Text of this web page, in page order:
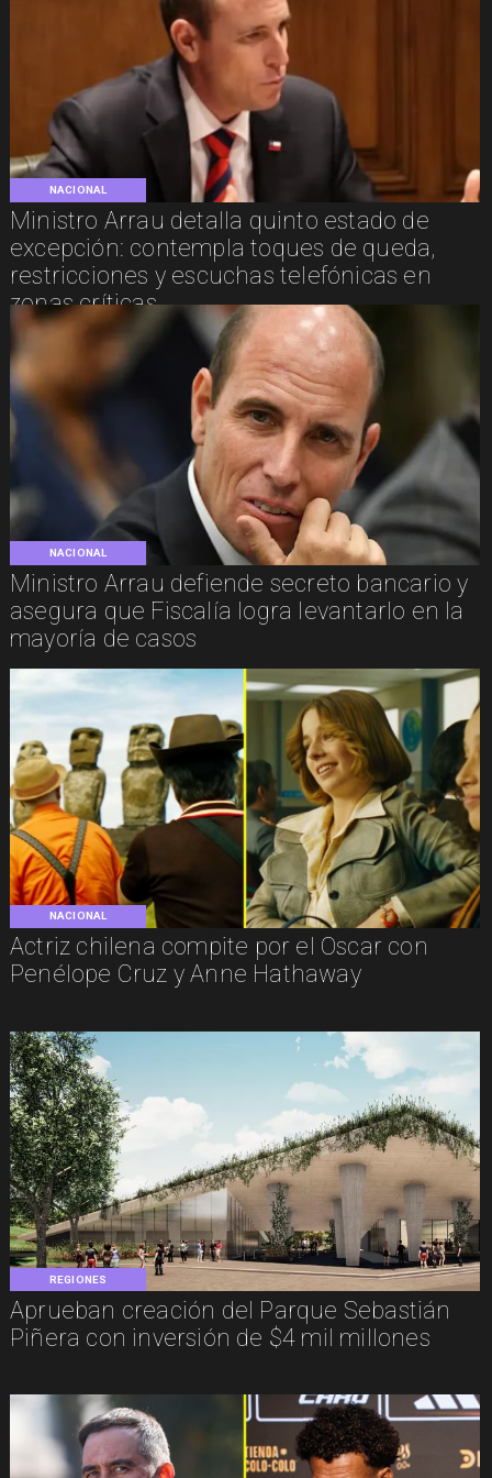
NACIONAL
Ministro Arrau detalla quinto estado de
excepción: contempla toques de queda,
restricciones y escuchas telefónicas en
zonas críticas
NACIONAL
Ministro Arrau defiende secreto bancario y
asegura que Fiscalía logra levantarlo en la
mayoría de casos
NACIONAL
Actriz chilena compite por el Oscar con
Penélope Cruz y Anne Hathaway
REGIONES
Aprueban creación del Parque Sebastián
Piñera con inversión de $4 mil millones